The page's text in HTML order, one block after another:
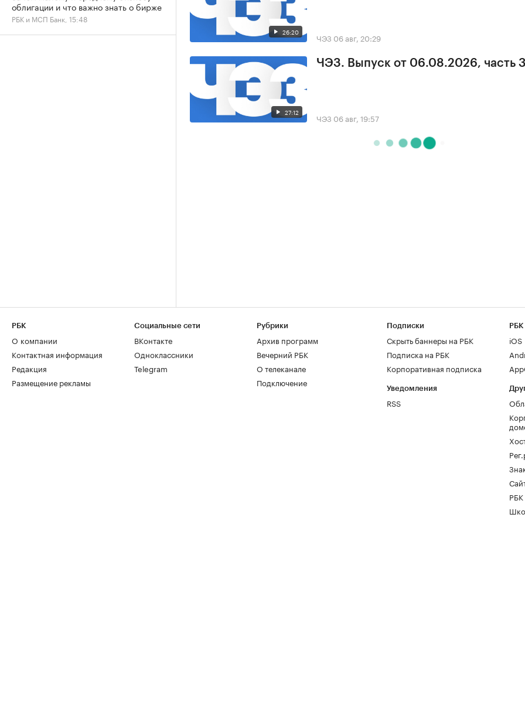
26:20 ЧЭЗ 06 авг, 20:29
27:12
ЧЭЗ. Выпуск от 06.08.2026, часть
ЧЭЗ 06 авг, 19:57
облигации и что важно знать о бирже
РБК и МСП Банк, 15:48
РБК
О компании
Контактная информация
Редакция
Размещение рекламы
Социальные сети
ВКонтакте
Одноклассники
Telegram
Рубрики
Архив программ
Вечерний РБК
О телеканале
Подключение
Подписки
Скрыть баннеры на РБК
Подписка на РБК
Корпоративная подписка
Уведомления
RSS
РБК
iOS